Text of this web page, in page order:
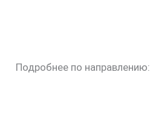
Подробнее по направлению: